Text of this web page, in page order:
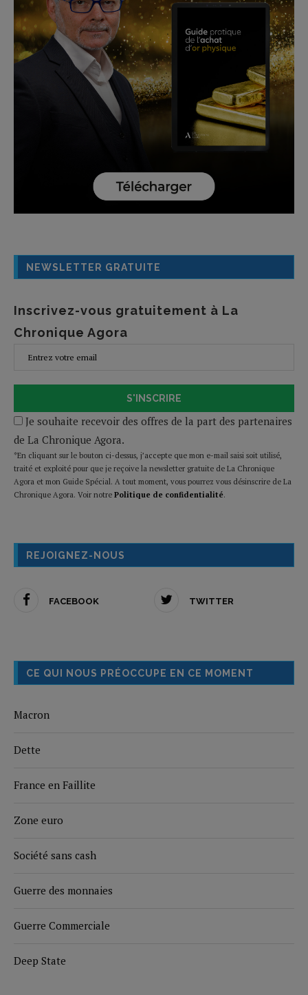
NEWSLETTER GRATUITE
Inscrivez-vous gratuitement à La
Chronique Agora
S'INSCRIRE
Je souhaite recevoir des offres de la part des partenaires
de La Chronique Agora.
*En cliquant sur le bouton ci-dessus, j’accepte que mon e-mail saisi soit utilisé,
traité et exploité pour que je reçoive la newsletter gratuite de La Chronique
Agora et mon Guide Spécial. A tout moment, vous pourrez vous désinscrire de La
Chronique Agora. Voir notre Politique de confidentialité.
REJOIGNEZ-NOUS
FACEBOOK TWITTER
CE QUI NOUS PRÉOCCUPE EN CE MOMENT
Macron
Dette
France en Faillite
Zone euro
Société sans cash
Guerre des monnaies
Guerre Commerciale
Deep State